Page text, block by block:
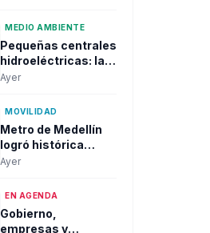
ingresos pese al
alza histórica del
combustible
MEDIO AMBIENTE
Pequeñas centrales
hidroeléctricas: la
apuesta que gana
fortalecer la
energética y el
desarrollo regional
Ayer
MOVILIDAD
Metro de Medellín
logró histórica
colocación de
aseguró millonaria
inversión para su
expansión
Ayer
EN AGENDA
Gobierno,
empresas y